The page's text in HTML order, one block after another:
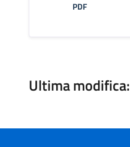
PDF
Ultima modifica: